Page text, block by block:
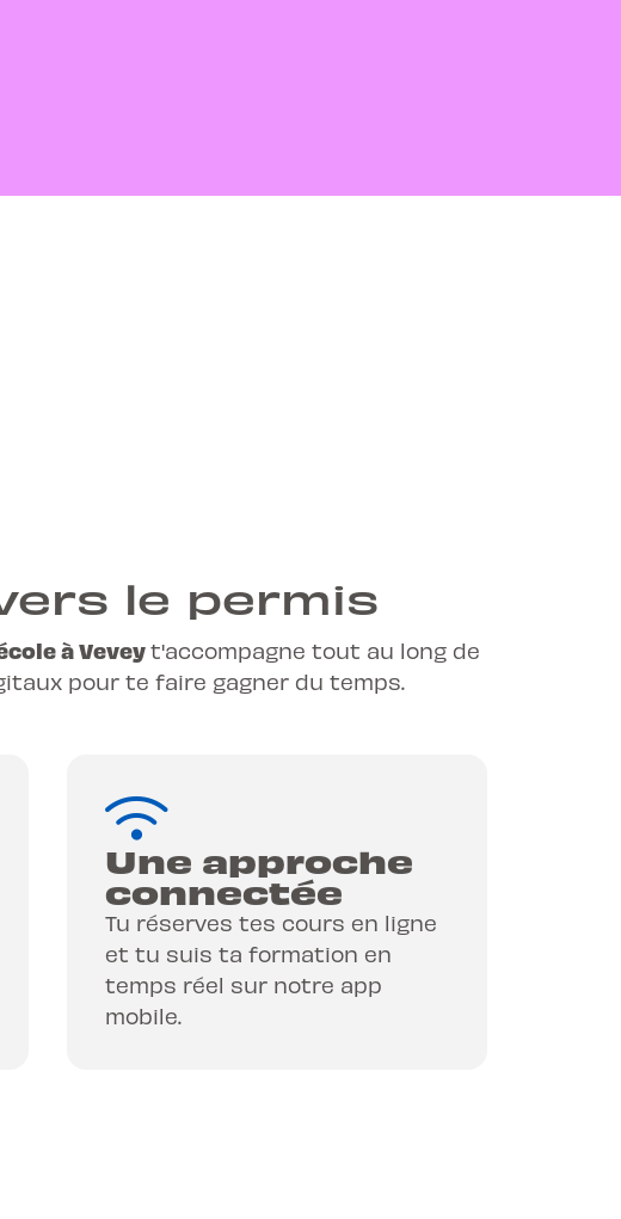
le permis
à Veveyt'accompagne tout au long de
pour te faire gagner du temps.
Une approche
connectée
Tu réserves tes cours en ligne
et tu suis ta formation en
temps réel sur notre app
mobile.